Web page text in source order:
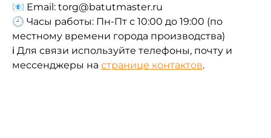
📧 Email: torg@batutmaster.ru
🕘 Часы работы: Пн-Пт с 10:00 до 19:00 (по
местному времени города производства)
ℹ️ Для связи используйте телефоны, почту и
мессенджеры на странице контактов.